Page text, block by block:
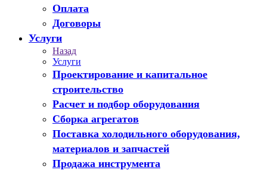
Оплата
Договоры
Услуги
Назад
Услуги
Проектирование и капитальное
строительство
Расчет и подбор оборудования
Сборка агрегатов
Поставка холодильного оборудования,
материалов и запчастей
Продажа инструмента